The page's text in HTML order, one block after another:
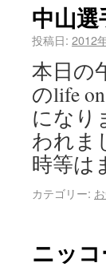
中山
投稿日: 2012
本日の
のlife
になり
われま
時等は
カテゴリー:
ニッ